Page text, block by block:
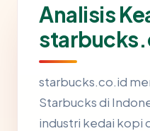
Analisis
starbucks.co.id
Starbucks di
industri kedai kopi